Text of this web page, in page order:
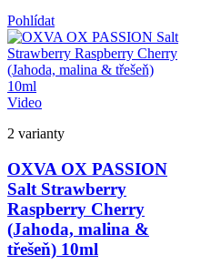
Pohlídat
Video
2 varianty
OXVA OX PASSION
Salt Strawberry
Raspberry Cherry
(Jahoda, malina &
třešeň) 10ml